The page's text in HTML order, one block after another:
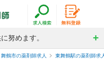
努めます。
舞鶴市の薬剤師求人 東舞鶴駅の薬剤師求